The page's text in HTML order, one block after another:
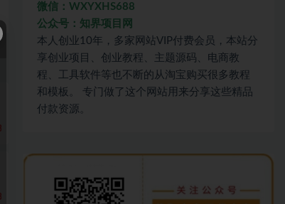
微信：WXYXHS688
公众号：知界项目网
本人创业10年，多家网站VIP付费会员，本站分
享创业项目、创业教程、主题源码、电商教
程、工具软件等也不断的从淘宝购买很多教程
和模板。 专门做了这个网站用来分享这些精品
付款资源。